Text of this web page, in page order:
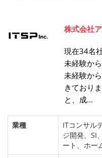
株式会社
現在34名
未経験か
未経験か
きており
と、成...
業種
ITコンサル
ジ開発、SI
ート、ホー